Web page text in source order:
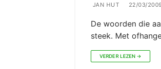
JAN HUT 22/03/
De woorden die
steek. Met
VERDER LEZEN →